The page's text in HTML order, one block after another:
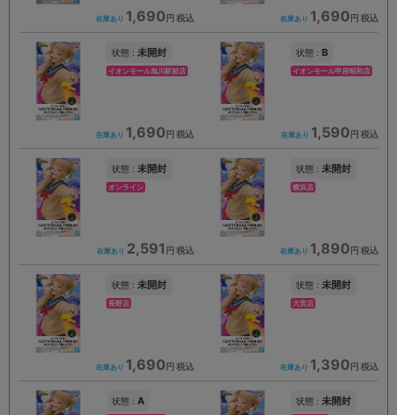
在庫あり 1,690 円 税込 在庫あり 1,690 円 税込
状態 : 未開封
イオンモール旭川駅前店
在庫あり 1,690 円 税込
状態 : B
イオンモール甲府昭和店
在庫あり 1,590 円 税込
状態 : 未開封
オンライン
在庫あり 2,591 円 税込
状態 : 未開封
横浜店
在庫あり 1,890 円 税込
状態 : 未開封
長野店
在庫あり 1,690 円 税込
状態 : 未開封
大宮店
在庫あり 1,390 円 税込
状態 : A 状態 : 未開封